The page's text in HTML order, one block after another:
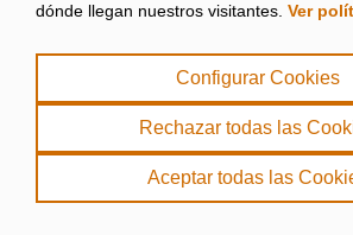
dónde llegan nuestros visitantes. Ver
Configurar Cookies
Rechazar todas las
Aceptar todas las
Aviso legal
|
Política de Privacidad
|
. misPeces Copyright 2000 - 2026. Todos los